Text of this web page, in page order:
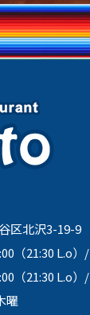
区北沢3-19-9
（21:30 L.o）/
（21:30 L.o）/
曜